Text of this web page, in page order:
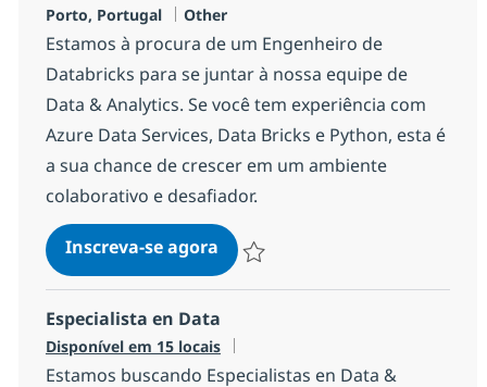
Localização
Porto, Portugal Categoria
Other
Estamos à procura de um Engenheiro de
Databricks para se juntar à nossa equipe de
Data & Analytics. Se você tem experiência com
Azure Data Services, Data Bricks e Python, esta é
a sua chance de crescer em um ambiente
colaborativo e desafiador.
Inscreva-se agoraDatabricks Engineer - Porto
Especialista en Data
Disponível em 15 locais
Estamos buscando Especialistas en Data &